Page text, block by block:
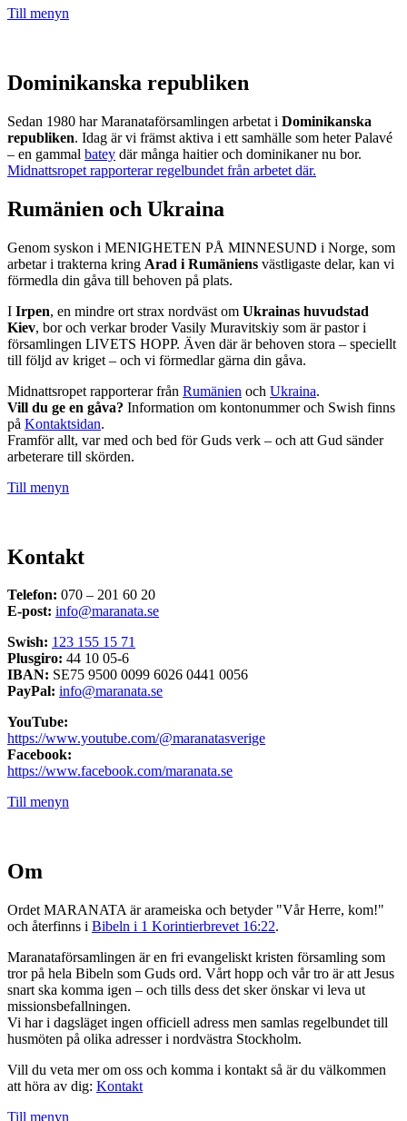
Till menyn
Dominikanska republiken
Sedan 1980 har Maranataförsamlingen arbetat i Dominikanska
republiken. Idag är vi främst aktiva i ett samhälle som heter Palavé
– en gammal batey där många haitier och dominikaner nu bor.
Midnattsropet rapporterar regelbundet från arbetet där.
Rumänien och Ukraina
Genom syskon i MENIGHETEN PÅ MINNESUND i Norge, som
arbetar i trakterna kring Arad i Rumäniens västligaste delar, kan vi
förmedla din gåva till behoven på plats.
I Irpen, en mindre ort strax nordväst om Ukrainas huvudstad
Kiev, bor och verkar broder Vasily Muravitskiy som är pastor i
församlingen LIVETS HOPP. Även där är behoven stora – speciellt
till följd av kriget – och vi förmedlar gärna din gåva.
Midnattsropet rapporterar från Rumänien och Ukraina.
Vill du ge en gåva? Information om kontonummer och Swish finns
på Kontaktsidan.
Framför allt, var med och bed för Guds verk – och att Gud sänder
arbeterare till skörden.
Till menyn
Kontakt
Telefon: 070 – 201 60 20
E-post: info@maranata.se
Swish: 123 155 15 71
Plusgiro: 44 10 05-6
IBAN: SE75 9500 0099 6026 0441 0056
PayPal: info@maranata.se
YouTube:
https://www.youtube.com/@maranatasverige
Facebook:
https://www.facebook.com/maranata.se
Till menyn
Om
Ordet MARANATA är arameiska och betyder "Vår Herre, kom!"
och återfinns i Bibeln i 1 Korintierbrevet 16:22.
Maranataförsamlingen är en fri evangeliskt kristen församling som
tror på hela Bibeln som Guds ord. Vårt hopp och vår tro är att Jesus
snart ska komma igen – och tills dess det sker önskar vi leva ut
missionsbefallningen.
Vi har i dagsläget ingen officiell adress men samlas regelbundet till
husmöten på olika adresser i nordvästra Stockholm.
Vill du veta mer om oss och komma i kontakt så är du välkommen
att höra av dig: Kontakt
Till menyn